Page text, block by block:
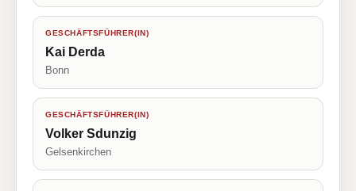
GESCHÄFTSFÜHRER(IN)
Kai Derda
Bonn
GESCHÄFTSFÜHRER(IN)
Volker Sdunzig
Gelsenkirchen